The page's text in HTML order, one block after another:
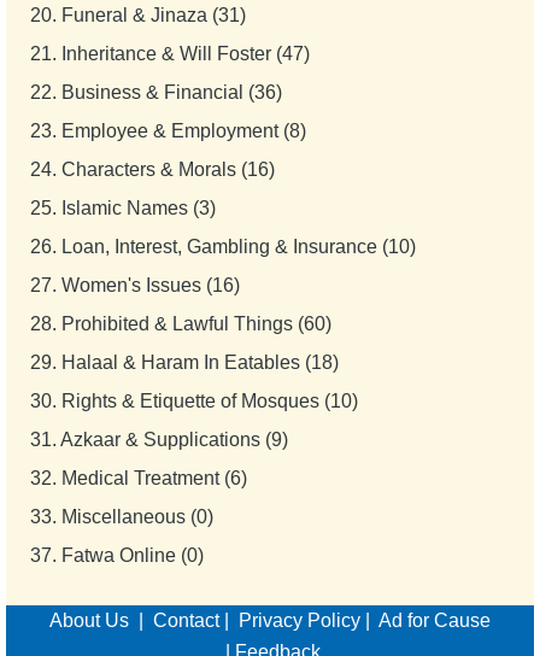
20. Funeral & Jinaza (31)
21. Inheritance & Will Foster (47)
22. Business & Financial (36)
23. Employee & Employment (8)
24. Characters & Morals (16)
25. Islamic Names (3)
26. Loan, Interest, Gambling & Insurance (10)
27. Women's Issues (16)
28. Prohibited & Lawful Things (60)
29. Halaal & Haram In Eatables (18)
30. Rights & Etiquette of Mosques (10)
31. Azkaar & Supplications (9)
32. Medical Treatment (6)
33. Miscellaneous (0)
37. Fatwa Online (0)
About Us Contact| Privacy Policy
Ad for Cause
Feedback